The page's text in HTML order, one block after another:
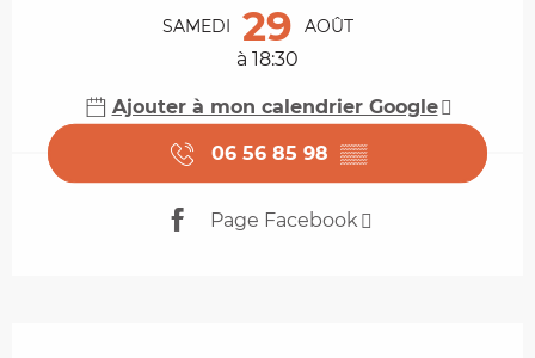
SAMEDI 29 AOÛT
à 18:30
Ajouter à mon calendrier Google
06 56 85 98 ▒▒
Page Facebook